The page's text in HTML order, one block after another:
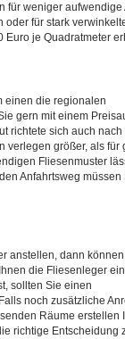
für weniger aufwendige
oder für stark
Euro je Quadratmeter
einen die regionalen
gern mit einem
richtete sich auch nach
verlegen größer, als für
Fliesenmuster
Anfahrtsweg müssen
anstellen, dann
die Fliesenleger ein
sollten Sie einen
noch zusätzliche
Räume erstellen
richtige Entscheidung